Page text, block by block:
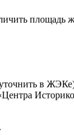
площадь
уточнить в